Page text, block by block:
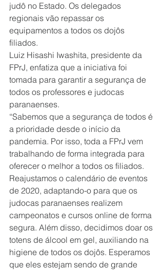
judô no Estado. Os delegados
regionais vão repassar os
equipamentos a todos os dojôs
filiados.
Luiz Hisashi Iwashita, presidente da
FPrJ, enfatiza que a iniciativa foi
tomada para garantir a segurança de
todos os professores e judocas
paranaenses.
“Sabemos que a segurança de todos é
a prioridade desde o início da
pandemia. Por isso, toda a FPrJ vem
trabalhando de forma integrada para
oferecer o melhor a todos os filiados.
Reajustamos o calendário de eventos
de 2020, adaptando-o para que os
judocas paranaenses realizem
campeonatos e cursos online de forma
segura. Além disso, decidimos doar os
totens de álcool em gel, auxiliando na
higiene de todos os dojôs. Esperamos
que eles estejam sendo de grande